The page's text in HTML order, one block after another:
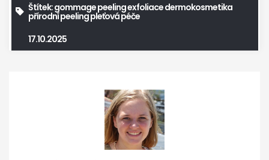
Štítek:gommage peelingexfoliacedermokosmetika
přírodní peelingpleťová péče
17.10.2025